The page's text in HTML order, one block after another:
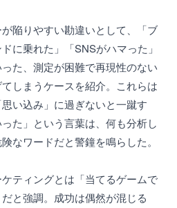
陥りやすい勘違いとして、「ブ
に乗れた」「SNSがハマった」
た、測定が困難で再現性のない
しまうケースを紹介。これらは
い込み」に過ぎないと一蹴す
た」という言葉は、何も分析し
なワードだと警鐘を鳴らした。
ティングとは「当てるゲームで
と強調。成功は偶然が混じる